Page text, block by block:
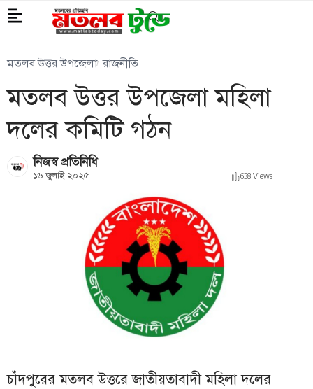
মতলব উত্তর উপজেলা রাজনীতি
মতলব উত্তর উপজেলা মহিলা
দলের কমিটি গঠন
নিজস্ব প্রতিনিধি
১৬ জুলাই ২০২৫ 638 Views
চাঁদপুরের মতলব উত্তরে জাতীয়তাবাদী মহিলা দলের